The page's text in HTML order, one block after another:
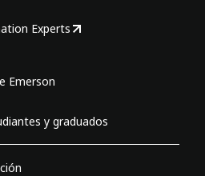
Experts
Emerson
y graduados